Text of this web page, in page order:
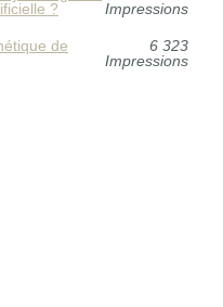
?
Impressions
de
6 323
Impressions